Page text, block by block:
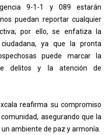
9-1-1 y 089 estarán
puedan reportar cualquier
por ello, se enfatiza la
ya que la pronta
puede marcar la
delitos y la atención de
reafirma su compromiso
asegurando que la
ambiente de paz y armonía.